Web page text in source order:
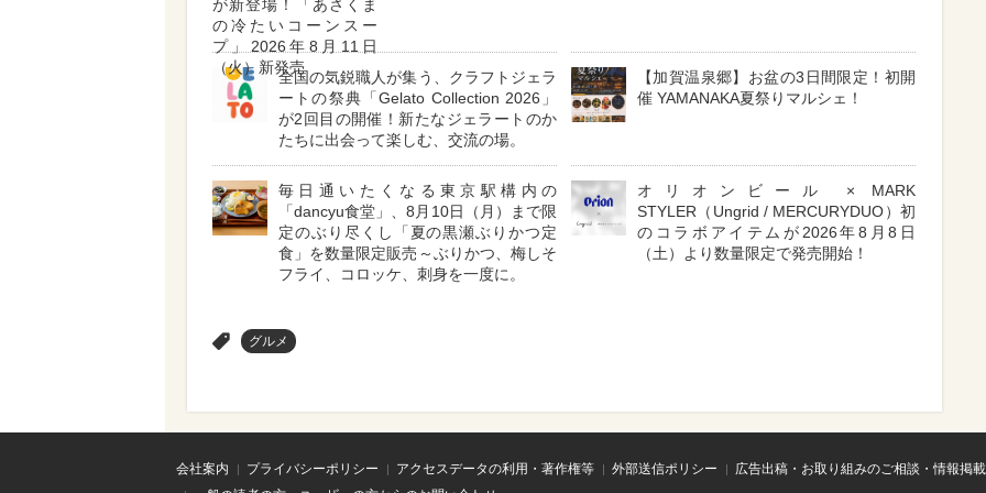
が新登場！「あさくま
の冷たいコーンスー
プ」2026年8月11日
（火）新発売
全国の気鋭職人が集う、クラフトジェラ
ートの祭典「Gelato Collection 2026」
が2回目の開催！新たなジェラートのか
たちに出会って楽しむ、交流の場。
【加賀温泉郷】お盆の3日間限定！初開
催 YAMANAKA夏祭りマルシェ！
毎日通いたくなる東京駅構内の
「dancyu食堂」、8月10日（月）まで限
定のぶり尽くし「夏の黒瀬ぶりかつ定
食」を数量限定販売～ぶりかつ、梅しそ
フライ、コロッケ、刺身を一度に。
オリオンビール × MARK
STYLER（Ungrid / MERCURYDUO）初
のコラボアイテムが2026年8月8日
（土）より数量限定で発売開始！
グルメ
会社案内 プライバシーポリシー アクセスデータの利用・著作権等 外部送信ポリシー
広告出稿・お取り組みのご相談・情報掲